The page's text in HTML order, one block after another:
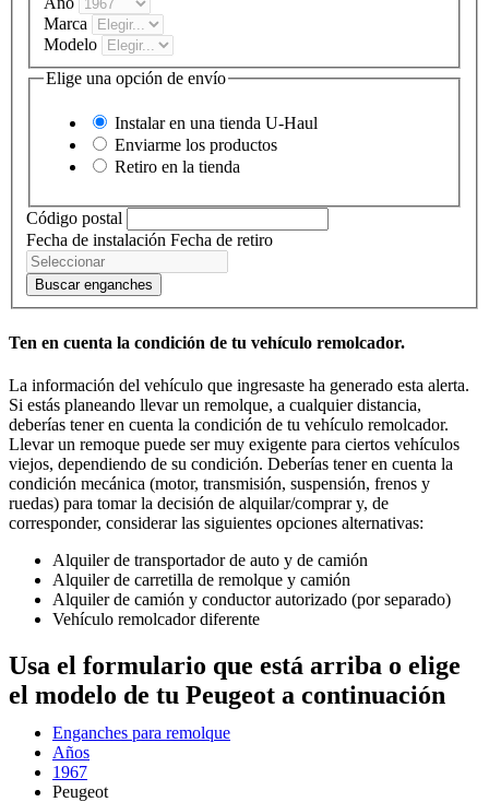
Marca
Modelo
Elige una opción de envío
Instalar en una tienda U-Haul
Enviarme los productos
Retiro en la tienda
Código postal
Fecha de instalación Fecha de retiro
Buscar enganches
Ten en cuenta la condición de tu vehículo remolcador.
La información del vehículo que ingresaste ha generado esta alerta.
Si estás planeando llevar un remolque, a cualquier distancia,
deberías tener en cuenta la condición de tu vehículo remolcador.
Llevar un remoque puede ser muy exigente para ciertos vehículos
viejos, dependiendo de su condición. Deberías tener en cuenta la
condición mecánica (motor, transmisión, suspensión, frenos y
ruedas) para tomar la decisión de alquilar/comprar y, de
corresponder, considerar las siguientes opciones alternativas:
Alquiler de transportador de auto y de camión
Alquiler de carretilla de remolque y camión
Alquiler de camión y conductor autorizado (por separado)
Vehículo remolcador diferente
Usa el formulario que está arriba o elige
el modelo de tu Peugeot a continuación
Enganches para remolque
Años
1967
Peugeot